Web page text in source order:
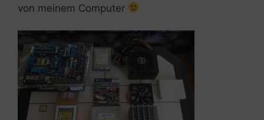
von meinem Computer